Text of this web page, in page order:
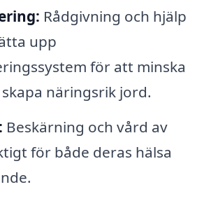
Rådgivning och hjälp
upp
för att minska
näringsrik jord.
Beskärning och vård av
för både deras hälsa